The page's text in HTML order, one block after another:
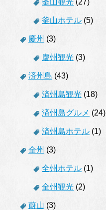
釜山観光 (27)
釜山ホテル (5)
慶州 (3)
慶州観光 (3)
済州島 (43)
済州島観光 (18)
済州島グルメ (24)
済州島ホテル (1)
全州 (3)
全州ホテル (1)
全州観光 (2)
蔚山 (3)